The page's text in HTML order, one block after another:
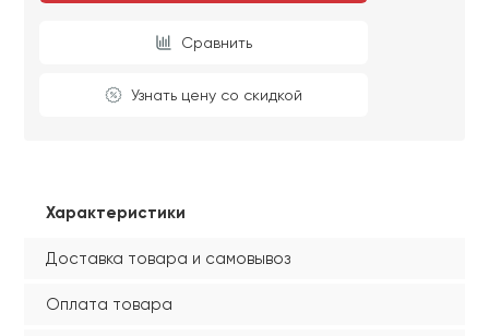
Сравнить
Узнать цену со скидкой
Характеристики
Доставка товара и самовывоз
Оплата товара